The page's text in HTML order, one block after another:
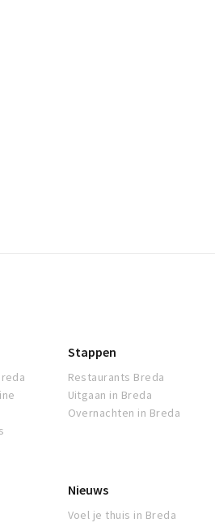
Stappen
Restaurants Breda
Uitgaan in Breda
Overnachten in Breda
Nieuws
Voel je thuis in Breda